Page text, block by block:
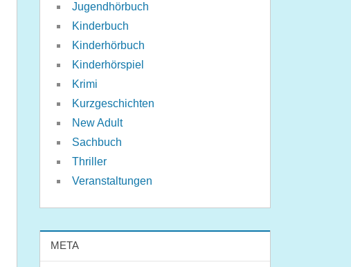
Jugendhörbuch
Kinderbuch
Kinderhörbuch
Kinderhörspiel
Krimi
Kurzgeschichten
New Adult
Sachbuch
Thriller
Veranstaltungen
META